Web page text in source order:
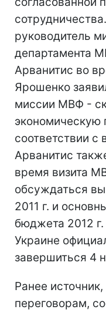
руководитель
департамента
Арванитис во
Ярошенко
миссии МВФ -
экономическую
соответствии
Арванитис
время визита
обсуждаться
2011 г. и
бюджета 2012
Украине
завершиться 4
Ранее источник,
переговорам,